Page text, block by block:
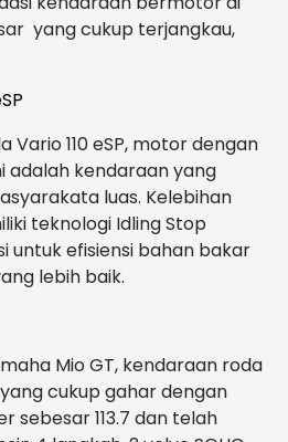
yang cukup terjangkau,
Vario 110 eSP, motor dengan
adalah kendaraan yang
luas. Kelebihan
teknologi Idling Stop
untuk efisiensi bahan bakar
lebih baik.
Mio GT, kendaraan roda
cukup gahar dengan
sebesar 113.7 dan telah